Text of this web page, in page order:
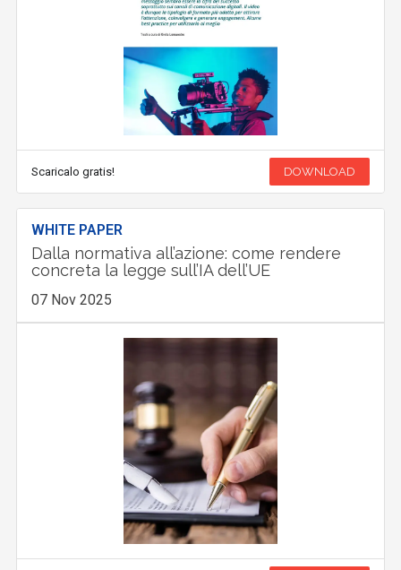
Scaricalo gratis! DOWNLOAD
WHITE PAPER
Dalla normativa all’azione: come rendere
concreta la legge sull’IA dell’UE
07 Nov 2025